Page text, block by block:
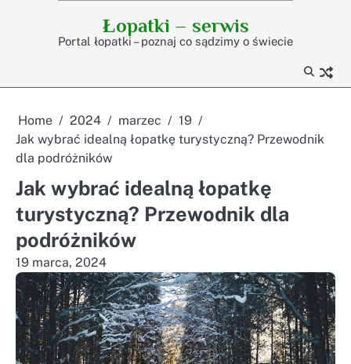
Łopatki – serwis
Portal łopatki – poznaj co sądzimy o świecie
Home 2024 marzec
19
Jak wybrać idealną łopatkę turystyczną? Przewodnik
dla podróżników
Jak wybrać idealną łopatkę
turystyczną? Przewodnik dla
podróżników
19 marca, 2024